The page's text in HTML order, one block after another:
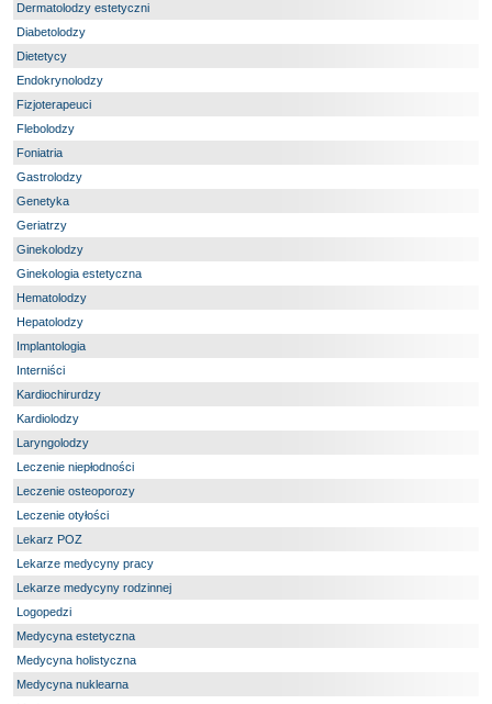
Dermatolodzy estetyczni
Diabetolodzy
Dietetycy
Endokrynolodzy
Fizjoterapeuci
Flebolodzy
Foniatria
Gastrolodzy
Genetyka
Geriatrzy
Ginekolodzy
Ginekologia estetyczna
Hematolodzy
Hepatolodzy
Implantologia
Interniści
Kardiochirurdzy
Kardiolodzy
Laryngolodzy
Leczenie niepłodności
Leczenie osteoporozy
Leczenie otyłości
Lekarz POZ
Lekarze medycyny pracy
Lekarze medycyny rodzinnej
Logopedzi
Medycyna estetyczna
Medycyna holistyczna
Medycyna nuklearna